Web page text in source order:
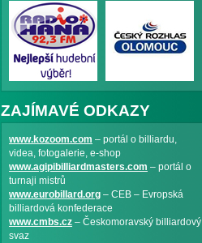
ZAJÍMAVÉ ODKAZY
www.kozoom.com – portál o billiardu,
videa, fotogalerie, e-shop
www.agipibilliardmasters.com – portál o
turnaji mistrů
www.eurobillard.org – CEB – Evropská
billiardová konfederace
www.cmbs.cz – Českomoravský billiardový
svaz